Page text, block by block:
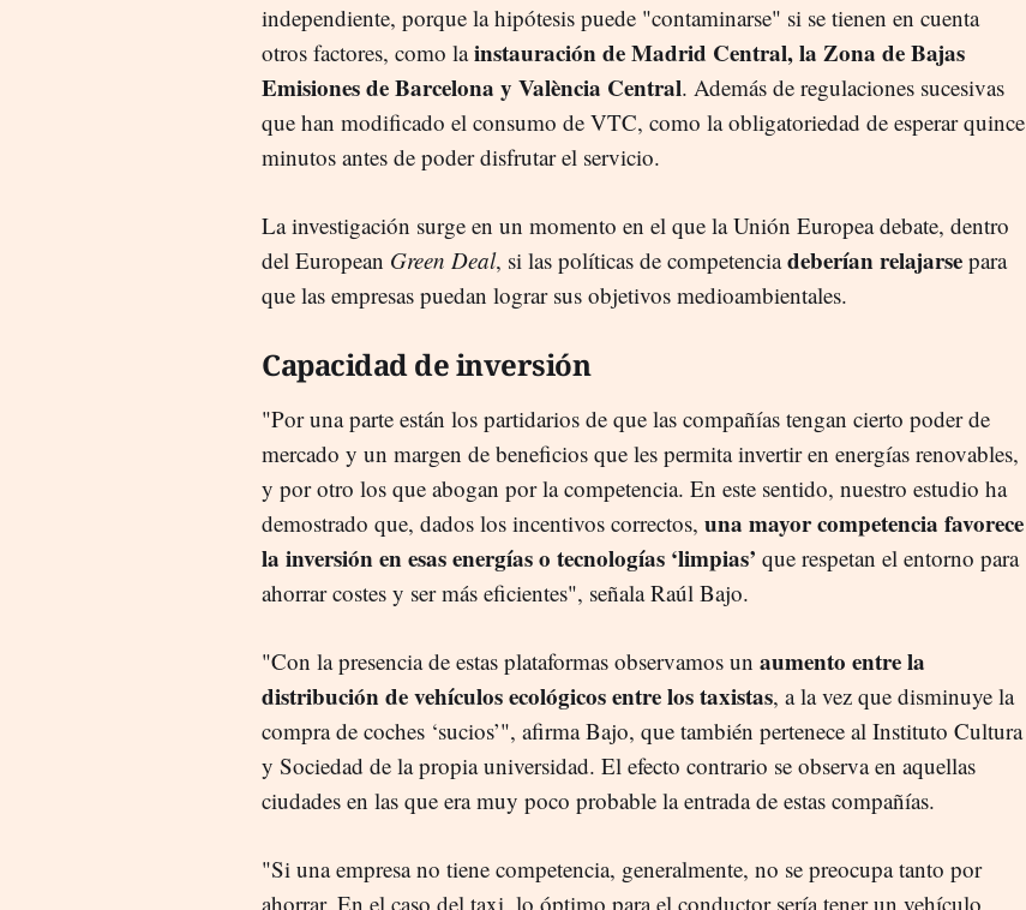
independiente, porque la hipótesis puede "contaminarse" si se tienen en cuenta
otros factores, como lainstauración de Madrid Central, la Zona de Bajas
Emisiones de Barcelona y València Central. Además de regulaciones sucesivas
que han modificado el consumo de VTC, como la obligatoriedad de esperar quince
minutos antes de poder disfrutar el servicio.
La investigación surge en un momento en el que la Unión Europea debate, dentro
del European Green Deal, si las políticas de competenciadeberían relajarse para
que las empresas puedan lograr sus objetivos medioambientales.
Capacidad de inversión
"Por una parte están los partidarios de que las compañías tengan cierto poder de
mercado y un margen de beneficios que les permita invertir en energías renovables,
y por otro los que abogan por la competencia. En este sentido, nuestro estudio ha
demostrado que, dados los incentivos correctos, una mayor competencia favorece
la inversión en esas energías o tecnologías ‘limpias’ que respetan el entorno para
ahorrar costes y ser más eficientes", señala Raúl Bajo.
"Con la presencia de estas plataformas observamos un aumento entre la
distribución de vehículos ecológicos entre los taxistas, a la vez que disminuye la
compra de coches ‘sucios’", afirma Bajo, que también pertenece al Instituto Cultura
y Sociedad de la propia universidad. El efecto contrario se observa en aquellas
ciudades en las que era muy poco probable la entrada de estas compañías.
"Si una empresa no tiene competencia, generalmente, no se preocupa tanto por
ahorrar. En el caso del taxi, lo óptimo para el conductor sería tener un vehículo